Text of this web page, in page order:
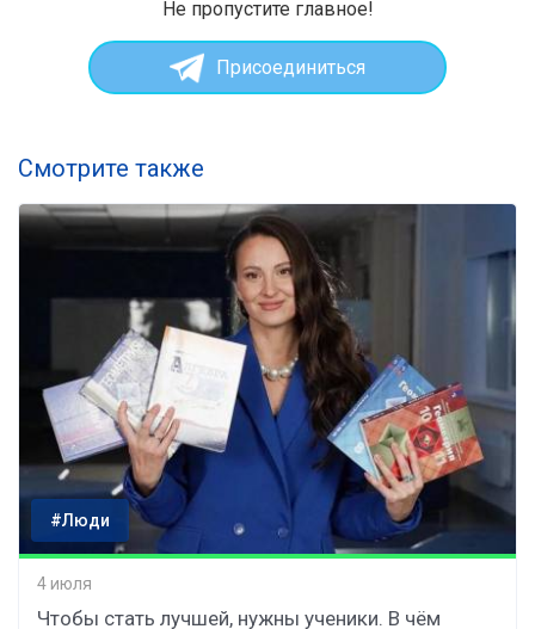
Не пропустите главное!
Присоединиться
Смотрите также
#Люди
4 июля
Чтобы стать лучшей, нужны ученики. В чём